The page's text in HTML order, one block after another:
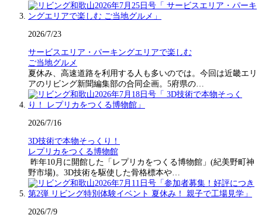
2026/7/23
サービスエリア・パーキングエリアで楽しむ
ご当地グルメ
夏休み、高速道路を利用する人も多いのでは。今回は近畿エリ
アのリビング新聞編集部の合同企画。5府県の…
2026/7/16
3D技術で本物そっくり！
レプリカをつくる博物館
昨年10月に開館した「レプリカをつくる博物館」(紀美野町神
野市場)。3D技術を駆使した骨格標本や…
2026/7/9